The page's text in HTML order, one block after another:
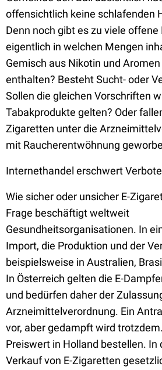
offensichtlich keine schlafenden
Denn noch gibt es zu viele offene
eigentlich in welchen Mengen
Gemisch aus Nikotin und Aromen
enthalten? Besteht Sucht- oder
Sollen die gleichen Vorschriften
Tabakprodukte gelten? Oder
Zigaretten unter die
mit Raucherentwöhnung
Internethandel erschwert Verbote
Wie sicher oder unsicher E-
Frage beschäftigt weltweit
Gesundheitsorganisationen. In
Import, die Produktion und der
beispielsweise in Australien,
In Österreich gelten die E-
und bedürfen daher der
Arzneimittelverordnung. Ein
vor, aber gedampft wird
Preiswert in Holland bestellen. In
Verkauf von E-Zigaretten